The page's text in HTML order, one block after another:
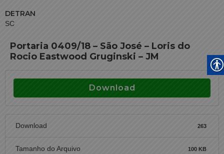
DETRAN
SC
Portaria 0409/18 – São José – Loris do
Rocio Eastwood Gruginski – JM
Download
Download 263
Tamanho do Arquivo 100 KB